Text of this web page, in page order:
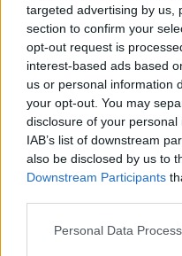
targeted advertising by us,
section to confirm your
opt-out request is
interest-based ads based
us or personal information
your opt-out. You may
disclosure of your
IAB’s list of downstream
also be disclosed by us to
Downstream Participants
Personal Data
Vetési időszak:
2.15-tól 3.31-ig